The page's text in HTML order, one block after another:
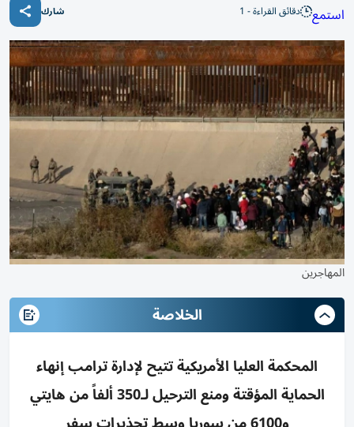
استمع دقائق القراءة - 1 شارك
المهاجرين
الخلاصة
المحكمة العليا الأمريكية تتيح لإدارة ترامب إنهاء
الحماية المؤقتة ومنع الترحيل لـ350 ألفاً من هايتي